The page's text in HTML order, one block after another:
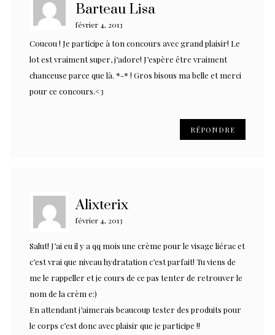
Barteau Lisa
février 4, 2013
Coucou ! Je participe à ton concours avec grand plaisir! Le
lot est vraiment super, j’adore! J’espère être vraiment
chanceuse parce que là. *-* ! Gros bisous ma belle et merci
pour ce concours.<3
RÉPONDRE
Alixterix
février 4, 2013
Salut! J’ai eu il y a qq mois une crème pour le visage liérac et
c’est vrai que niveau hydratation c’est parfait! Tu viens de
me le rappeller et je cours de ce pas tenter de retrouver le
nom de la crèm e:)
En attendant j’aimerais beaucoup tester des produits pour
le corps c’est donc avec plaisir que je participe !!